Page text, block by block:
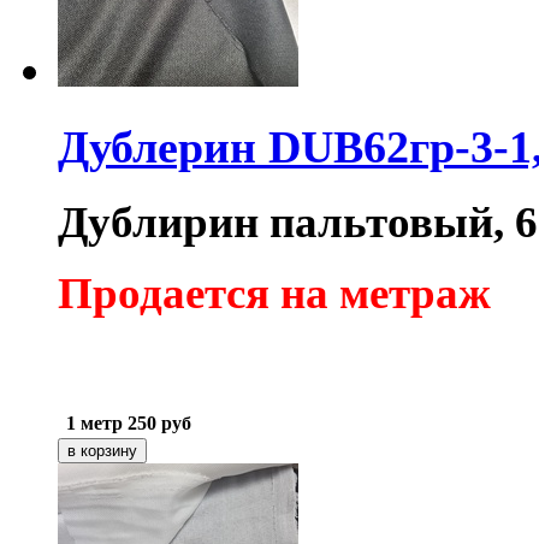
Дублерин DUB62гр-3-
Дублирин пальтовый,
Продается на метраж
1 метр 250 руб